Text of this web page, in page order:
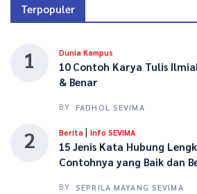
Terpopuler
1 Dunia Kampus
10 Contoh Karya Tulis
& Benar
BY FADHOL SEVIMA
2 Berita | Info SEVIMA
15 Jenis Kata Hubung
Contohnya yang Baik dan
BY SEPRILA MAYANG SEVIMA